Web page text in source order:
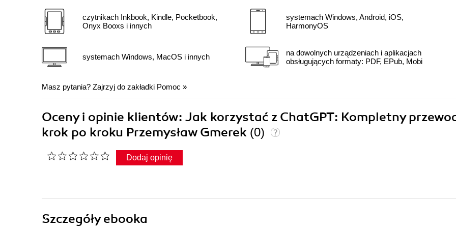
czytnikach Inkbook, Kindle, Pocketbook,
Onyx Booxs i innych
systemach Windows, MacOS i innych
systemach Windows, Android, iOS,
HarmonyOS
na dowolnych urządzeniach i aplikacjach
obsługujących formaty: PDF, EPub, Mobi
Masz pytania? Zajrzyj do zakładki Pomoc »
Oceny i opinie klientów: Jak korzystać z ChatGPT: Kompletny
krok po kroku Przemysław Gmerek (0)
Dodaj opinię
Szczegółyebooka